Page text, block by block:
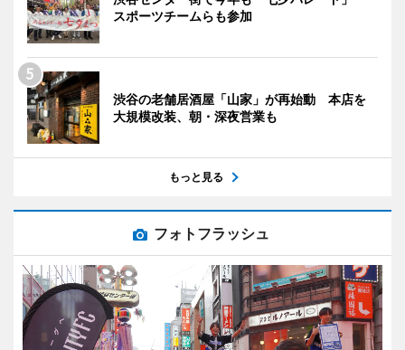
スポーツチームらも参加
渋谷の老舗居酒屋「山家」が再始動 本店を
大規模改装、朝・深夜営業も
もっと見る
フォトフラッシュ